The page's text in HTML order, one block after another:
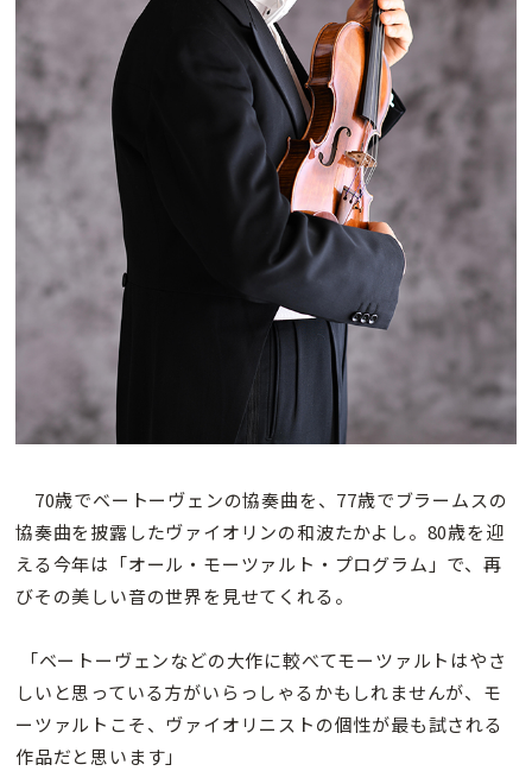
70歳でベートーヴェンの協奏曲を、77歳でブラームスの
協奏曲を披露したヴァイオリンの和波たかよし。80歳を迎
える今年は「オール・モーツァルト・プログラム」で、再
びその美しい音の世界を見せてくれる。
「ベートーヴェンなどの大作に較べてモーツァルトはやさ
しいと思っている方がいらっしゃるかもしれませんが、モ
ーツァルトこそ、ヴァイオリニストの個性が最も試される
作品だと思います」